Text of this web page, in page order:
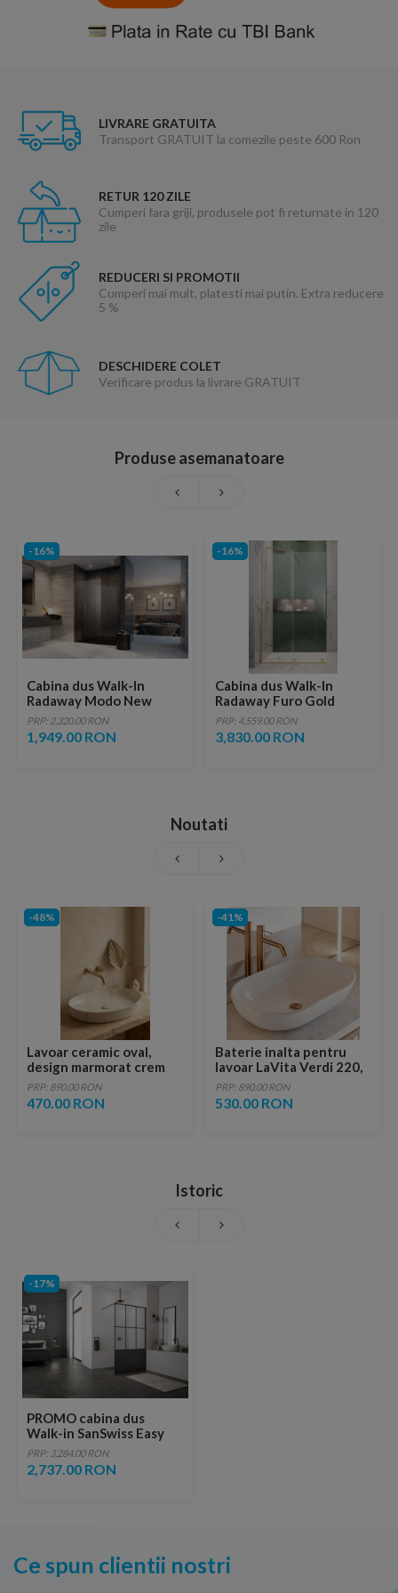
LIVRARE GRATUITA
Transport GRATUIT la comezile peste 600 Ron
RETUR 120 ZILE
Cumperi fara griji, produsele pot fi returnate in 120
zile
REDUCERI SI PROMOTII
Cumperi mai mult, platesti mai putin. Extra reducere
5 %
DESCHIDERE COLET
Verificare produs la livrare GRATUIT
Produse asemanatoare
-16%
Cabina dus Walk-In
Radaway Modo New
Gold II, auriu, 75xH200
cm
PRP: 2,320.00 RON
1,949.00 RON
-16%
Cabina dus Walk-In
Radaway Furo Gold
110xH200 cm, stanga
PRP: 4,559.00 RON
3,830.00 RON
Noutati
-48%
Lavoar ceramic oval,
design marmorat crem
lucios cu vene aurii,
ventil inclus
PRP: 890.00 RON
470.00 RON
-41%
Baterie inalta pentru
lavoar LaVita Verdi 220,
fara ventil, brushed
copper
PRP: 890.00 RON
530.00 RON
Istoric
-17%
PROMO cabina dus
Walk-in SanSwiss Easy
Loft 76 Industries 100 x
H200 cm profil negru mat
PRP: 3,284.00 RON
2,737.00 RON
Ce spun clientii nostri